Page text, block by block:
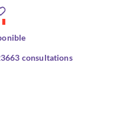
consultations